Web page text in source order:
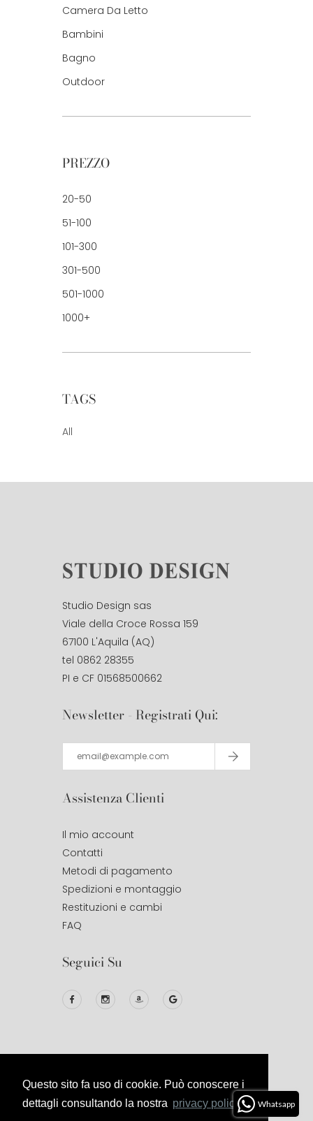
Questo sito fa uso di cookie. Può conoscere i
dettagli consultando la nostra privacy policy.
Camera Da Letto
Bambini
Bagno
Outdoor
PREZZO
20-50
51-100
101-300
301-500
501-1000
1000+
TAGS
All
Studio Design sas
Viale della Croce Rossa 159
67100 L'Aquila (AQ)
tel 0862 28355
PI e CF 01568500662
Newsletter - Registrati Qui:
Assistenza Clienti
Il mio account
Contatti
Metodi di pagamento
Spedizioni e montaggio
Restituzioni e cambi
FAQ
Seguici Su
© 2020Studio DesignAll Right
Reserved.
Whatsapp